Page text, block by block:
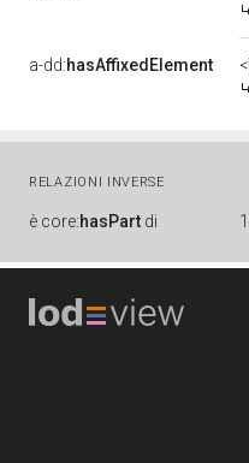
a-dd:hasAffixedElement
RELAZIONI INVERSE
è core:hasPart di